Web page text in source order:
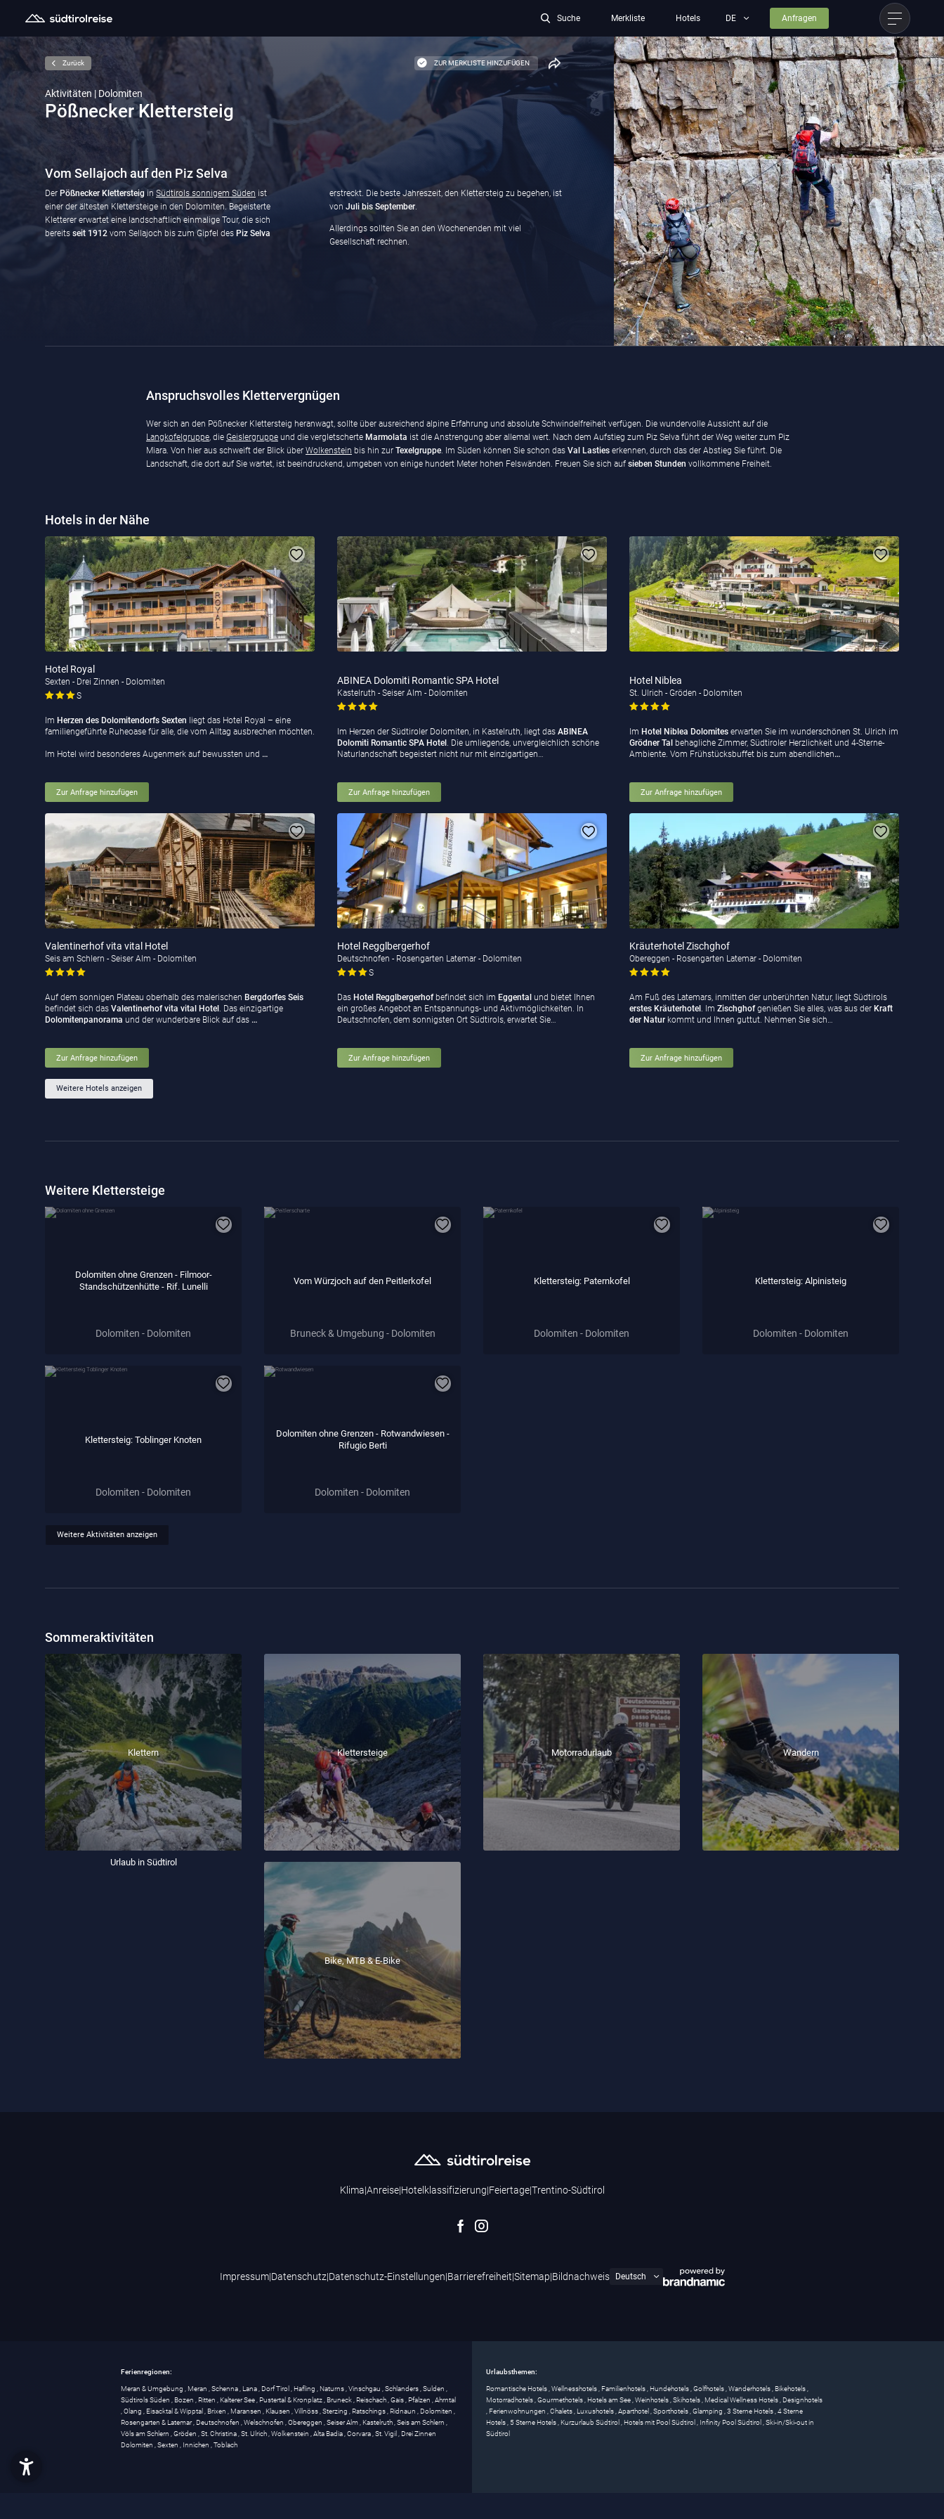
Suche Merkliste Hotels Anfragen
ZUR MERKLISTE HINZUFÜGEN
Zurück
Aktivitäten | Dolomiten
Pößnecker Klettersteig
Vom Sellajoch auf den Piz Selva
Der Pößnecker Klettersteig in Südtirols sonnigem Süden ist
einer der ältesten Klettersteige in den Dolomiten. Begeisterte
Kletterer erwartet eine landschaftlich einmalige Tour, die sich
bereits seit 1912 vom Sellajoch bis zum Gipfel des Piz Selva
erstreckt. Die beste Jahreszeit, den Klettersteig zu begehen, ist
von Juli bis September.
Allerdings sollten Sie an den Wochenenden mit viel
Gesellschaft rechnen.
Anspruchsvolles Klettervergnügen
Wer sich an den Pößnecker Klettersteig heranwagt, sollte über ausreichend alpine Erfahrung und absolute Schwindelfreiheit verfügen. Die wundervolle Aussicht auf die
Langkofelgruppe, die Geislergruppe und die vergletscherte Marmolata ist die Anstrengung aber allemal wert. Nach dem Aufstieg zum Piz Selva führt der Weg weiter zum Piz
Miara. Von hier aus schweift der Blick über Wolkenstein bis hin zur Texelgruppe. Im Süden können Sie schon das Val Lasties erkennen, durch das der Abstieg Sie führt. Die
Landschaft, die dort auf Sie wartet, ist beeindruckend, umgeben von einige hundert Meter hohen Felswänden. Freuen Sie sich auf sieben Stunden vollkommene Freiheit.
Hotels in der Nähe
Hotel Royal
Sexten - Drei Zinnen - Dolomiten
S
Im Herzen des Dolomitendorfs Sexten liegt das Hotel Royal – eine
familiengeführte Ruheoase für alle, die vom Alltag ausbrechen möchten.
Im Hotel wird besonderes Augenmerk auf bewussten und …
Zur Anfrage hinzufügen
ABINEA Dolomiti Romantic SPA Hotel
Kastelruth - Seiser Alm - Dolomiten
Im Herzen der Südtiroler Dolomiten, in Kastelruth, liegt das ABINEA
Dolomiti Romantic SPA Hotel . Die umliegende, unvergleichlich schöne
Naturlandschaft begeistert nicht nur mit einzigartigen…
Zur Anfrage hinzufügen
Hotel Niblea
St. Ulrich - Gröden - Dolomiten
Im Hotel Niblea Dolomiteserwarten Sie im wunderschönen St. Ulrich im
Grödner Tal behagliche Zimmer, Südtiroler Herzlichkeit und 4-Sterne-
Ambiente. Vom Frühstücksbuffet bis zum abendlichen…
Zur Anfrage hinzufügen
Valentinerhof vita vital Hotel
Seis am Schlern - Seiser Alm - Dolomiten
Auf dem sonnigen Plateau oberhalb des malerischen Bergdorfes Seis
befindet sich das Valentinerhof vita vital Hotel . Das einzigartige
Dolomitenpanorama und der wunderbare Blick auf das …
Zur Anfrage hinzufügen
Hotel Regglbergerhof
Deutschnofen - Rosengarten Latemar - Dolomiten
S
DasHotel Regglbergerhofbefindet sich im Eggental und bietet Ihnen
ein großes Angebot an Entspannungs- und Aktivmöglichkeiten. In
Deutschnofen, dem sonnigsten Ort Südtirols, erwartet Sie…
Zur Anfrage hinzufügen
Kräuterhotel Zischghof
Obereggen - Rosengarten Latemar - Dolomiten
Am Fuß des Latemars, inmitten der unberührten Natur, liegt Südtirols
erstes Kräuterhotel . Im Zischghofgenießen Sie alles, was aus der Kraft
der Naturkommt und Ihnen guttut. Nehmen Sie sich…
Zur Anfrage hinzufügen
Weitere Hotels anzeigen
Weitere Klettersteige
Dolomiten ohne Grenzen - Filmoor-
Standschützenhütte - Rif. Lunelli
Dolomiten - Dolomiten
Vom Würzjoch auf den Peitlerkofel
Bruneck & Umgebung - Dolomiten
Klettersteig: Paternkofel
Dolomiten - Dolomiten
Klettersteig: Alpinisteig
Dolomiten - Dolomiten
Klettersteig: Toblinger Knoten
Dolomiten - Dolomiten
Dolomiten ohne Grenzen - Rotwandwiesen -
Rifugio Berti
Dolomiten - Dolomiten
Weitere Aktivitäten anzeigen
Sommeraktivitäten
Klettern Klettersteige Motorradurlaub Wandern
Urlaub in Südtirol
Bike, MTB & E-Bike
Klima|Anreise|Hotelklassifizierung|Feiertage|Trentino-Südtirol
Impressum|Datenschutz|Datenschutz-Einstellungen|Barrierefreiheit|Sitemap|Bildnachweis
Ferienregionen:
Meran & Umgebung , Meran ,Schenna, Lana, Dorf Tirol, Hafling , Naturns,Vinschgau ,Schlanders,Sulden ,
Südtirols Süden , Bozen ,Ritten , Kalterer See, Pustertal & Kronplatz, Bruneck,Reischach,Gais, Pfalzen ,Ahrntal
,Olang , Eisacktal & Wipptal, Brixen , Maransen , Klausen ,Villnöss,Sterzing ,Ratschings,Ridnaun , Dolomiten ,
Rosengarten & Latemar, Deutschnofen ,Welschnofen ,Obereggen ,Seiser Alm, Kastelruth,Seis am Schlern ,
Völs am Schlern ,Gröden ,St. Christina,St. Ulrich,Wolkenstein ,Alta Badia,Corvara,St. Vigil, Drei Zinnen
Dolomiten ,Sexten , Innichen ,Toblach
Urlaubsthemen:
Romantische Hotels,Wellnesshotels, Familienhotels, Hundehotels,Golfhotels,Wanderhotels, Bikehotels,
Motorradhotels,Gourmethotels, Hotels am See,Weinhotels,Skihotels, Medical Wellness Hotels, Designhotels
, Ferienwohnungen ,Chalets, Luxushotels,Aparthotel,Sporthotels,Glamping ,3 Sterne Hotels,4 Sterne
Hotels, 5 Sterne Hotels, Kurzurlaub Südtirol, Hotels mit Pool Südtirol, Infinity Pool Südtirol,Ski-in/Ski-out in
Südtirol